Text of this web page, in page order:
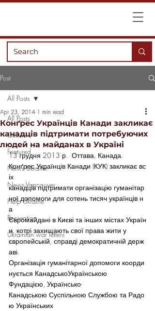
Post
All Posts
Culture
Featured
News Ukraine
News Vancouver
Help Ukraine
Recreation
Ukrainian war letters
All Posts
Конґрес Українців Канади закликає
канадців підтримати потребуючих
людей на майданах в Україні
Apr 23, 2014 1 min read
13 грудня 2013 р.  Оттава, Канада.
Конґрес Українців Канади (КУК) закликає вс
іх
канадців підтримати організацію гуманітар
ної допомоги для сотень тисяч українців н
а
Євромайдані в Києві та інших містах Україн
и, котрі захищають свої права жити у
європейській, справді демократичній держ
аві.
Організація гуманітарної допомоги коорди
нується Канадсько­Українською
Фундацією, Українсько­
Канадською Суспільною Службою та Радо
ю Українських